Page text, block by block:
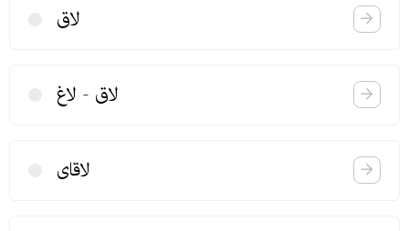
لاق
لاق - لاغ
لاقای